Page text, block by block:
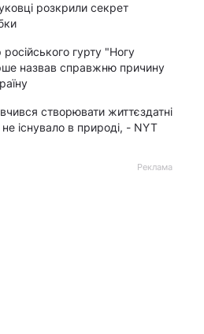
розкрили секрет
російського гурту "Ногу
назвав справжню причину
створювати життєздатні
не існувало в природі, - NYT
Реклама